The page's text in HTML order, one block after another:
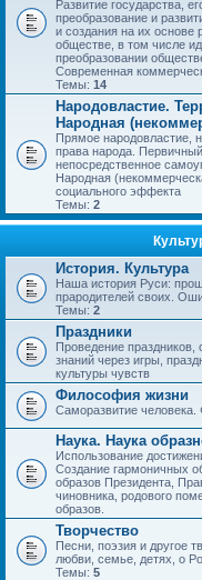
Развитие государства,
преобразование и
и создания на их основе
обществе, в том числе
преобразовании
Современная
Темы: 14
Народовластие.
Народная
Прямое народовластие,
права народа.
непосредственное
Народная
социального эффекта
Темы: 2
История. Культура
Наша история Руси:
прародителей своих.
Темы: 2
Праздники
Проведение
знаний через игры,
культуры чувств
Философия жизни
Саморазвитие
Наука. Наука
Использование
Создание гармоничных
образов Президента,
чиновника, родового
образов.
Творчество
Песни, поэзия и другое
любви, семье, детях, о
Темы: 5